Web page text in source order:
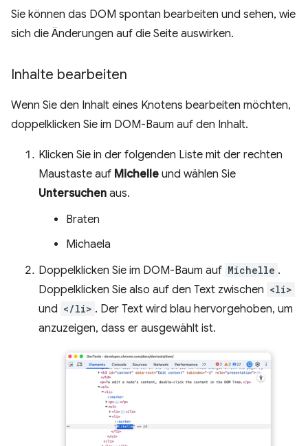
Sie können das DOM spontan bearbeiten und sehen, wie
sich die Änderungen auf die Seite auswirken.
Inhalte bearbeiten
Wenn Sie den Inhalt eines Knotens bearbeiten möchten,
doppelklicken Sie im DOM-Baum auf den Inhalt.
Klicken Sie in der folgenden Liste mit der rechten
Maustaste auf Michelle und wählen Sie
Untersuchen aus.
Braten
Michaela
Doppelklicken Sie im DOM-Baum auf Michelle .
Doppelklicken Sie also auf den Text zwischen <li>
und </li> . Der Text wird blau hervorgehoben, um
anzuzeigen, dass er ausgewählt ist.